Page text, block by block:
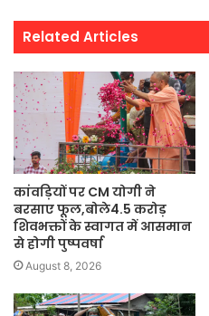
Related Articles
कांवड़ियों पर CM योगी ने
बरसाए फूल,बोले4.5 करोड़
शिवभक्तों के स्वागत में आसमान
से होगी पुष्पवर्षा
August 8, 2026